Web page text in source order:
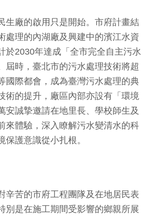
生廠的啟用只是開始。市府計畫結
處理的內湖廠及興建中的濱江水資
於2030年達成「全市完全自主污水
屆時，臺北市的污水處理技術將超
國際都會，成為臺灣污水處理的典
術的提升，廠區內部亦設有「環境
安誠摯邀請在地里長、學校師生及
來體驗，深入瞭解污水變清水的科
保護意識從小扎根。
辛苦的市府工程團隊及在地居民表
別是在施工期間受影響的鄉親所展